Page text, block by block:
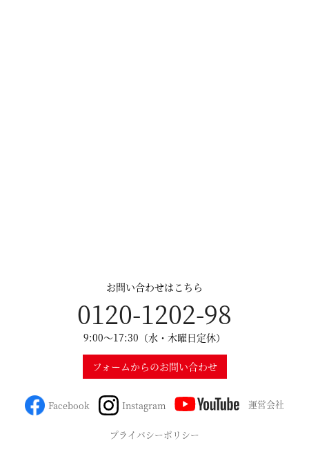
お問い合わせはこちら
0120-1202-98
9:00～17:30（水・木曜日定休）
フォームからのお問い合わせ
Facebook Instagram 運営会社
プライバシーポリシー